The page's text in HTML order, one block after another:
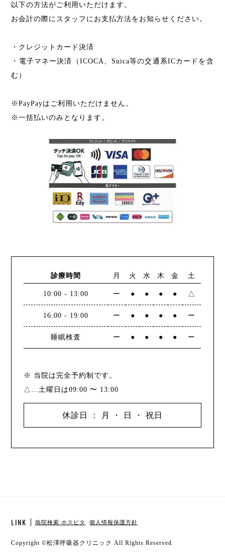
以下の方法がご利用いただけます。
お会計の際にスタッフにお支払方法をお知らせください。
・クレジットカード決済
・電子マネー決済（ICOCA、Suica等の交通系ICカードを含
む）
※PayPayはご利用いただけません。
※一括払いのみとなります。
診療時間 月 火 水 木 金 土
10:00 - 13:00 ー ● ● ● ● △
16:00 - 19:00 ー ● ● ● ● ー
睡眠検査 ー ● ● ● ● ー
※ 当院は完全予約制です。
△…土曜日は09:00 〜 13:00
休診日 ： 月 ・ 日 ・ 祝日
LINK 病院検索 ホスピタ 個人情報保護方針
Copyright ©松澤呼吸器クリニック All Rights Reserved.